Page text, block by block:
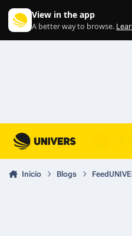
View in the app
A better way to browse.
Inicio Blogs